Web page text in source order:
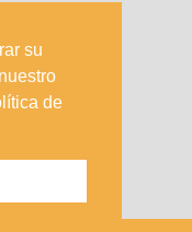
su
de